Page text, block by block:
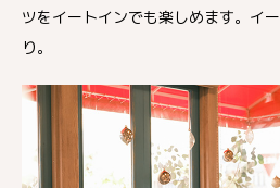
ツをイートインでも楽しめます。イ
り。